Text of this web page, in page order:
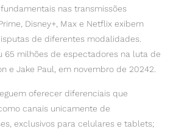
nas transmissões
Disney+, Max e Netflix exibem
de diferentes modalidades.
65 milhões de espectadores na luta de
e Jake Paul, em novembro de 20242.
oferecer diferenciais que
canais unicamente de
exclusivos para celulares e tablets;